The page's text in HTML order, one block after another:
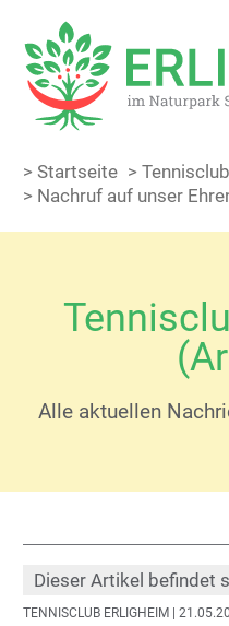
> Startseite >
> Nachruf auf unser
Alle aktuellen
Dieser Artikel befindet
TENNISCLUB ERLIGHEIM |